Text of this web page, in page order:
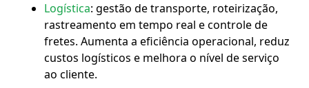
Logística: gestão de transporte, roteirização,
rastreamento em tempo real e controle de
fretes. Aumenta a eficiência operacional, reduz
custos logísticos e melhora o nível de serviço
ao cliente.